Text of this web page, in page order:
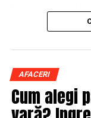
lupta pentru cel
acordat
relaxarea.
Ediție de ediție,
reputația de
competițiilor de
AFACERI
Cum alegi